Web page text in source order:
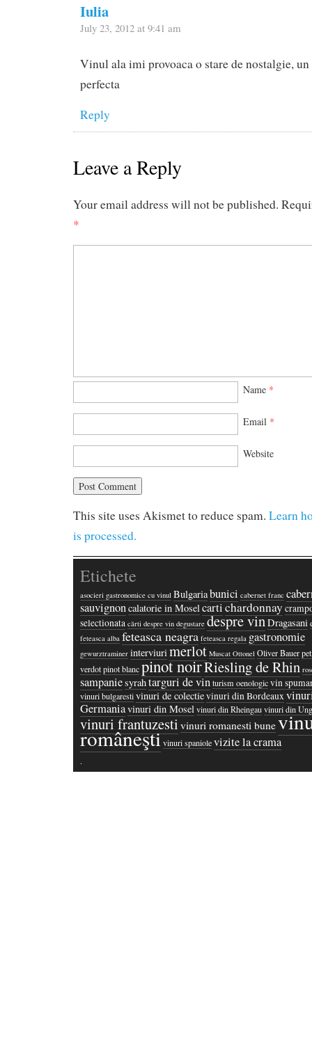
Iulia
July 23, 2012 at 9:41 am
Vinul ala imi provoaca o stare de nostalgie,
perfecta
Reply
Leave a Reply
Your email address will not be published.
*
Name *
Email *
Website
This site uses Akismet to reduce spam. Learn
is processed.
Etichete
asocieri gastronomice cu vinul Bulgariabunici cabernet franc
sauvignoncalatorie in Mosel cartichardonnay
selectionata cărti despre vin degustare despre vinDragasani
feteasca alba feteasca neagra feteasca regala gastronomie
gewurztraminer interviuri merlot Muscat Ottonel Oliver Bauer
verdotpinot blancpinot noirRiesling de Rhin
sampaniesyrahtarguri de vinturism oenologicvin
vinuri bulgarestivinuri de colectievinuri din Bordeaux
Germaniavinuri din Mosel vinuri din Rheingauvinuri din
vinuri frantuzesti vinuri romanesti bune
româneştivinuri spaniolevizite la crama
·